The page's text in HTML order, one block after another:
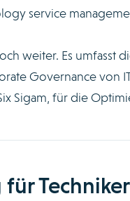
service
weiter. Es
Governance von
Sigam, für die
für